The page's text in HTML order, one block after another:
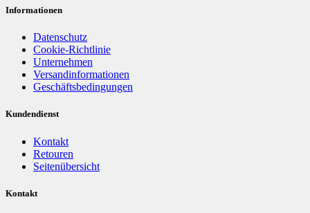
Informationen
Datenschutz
Cookie-Richtlinie
Unternehmen
Versandinformationen
Geschäftsbedingungen
Kundendienst
Kontakt
Retouren
Seitenübersicht
Kontakt